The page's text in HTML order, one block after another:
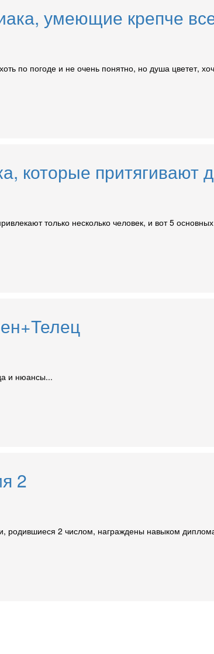
умеющие крепче
по погоде и не очень понятно, но душа цветет,
которые притягивают
только несколько человек, и вот 5
и нюансы...
2
родившиеся 2 числом, награждены навыком